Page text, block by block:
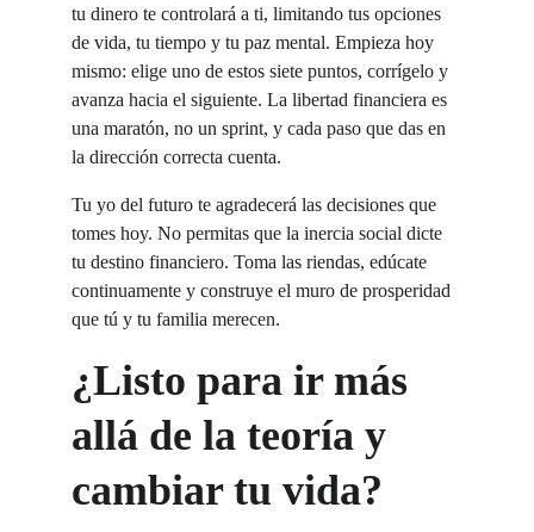
tu dinero te controlará a ti, limitando tus opciones
de vida, tu tiempo y tu paz mental. Empieza hoy
mismo: elige uno de estos siete puntos, corrígelo y
avanza hacia el siguiente. La libertad financiera es
una maratón, no un sprint, y cada paso que das en
la dirección correcta cuenta.
Tu yo del futuro te agradecerá las decisiones que
tomes hoy. No permitas que la inercia social dicte
tu destino financiero. Toma las riendas, edúcate
continuamente y construye el muro de prosperidad
que tú y tu familia merecen.
¿Listo para ir más
allá de la teoría y
cambiar tu vida?